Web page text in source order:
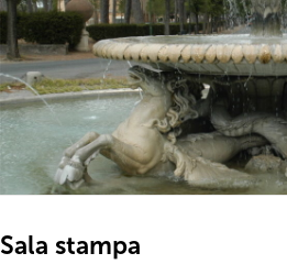
Sala stampa